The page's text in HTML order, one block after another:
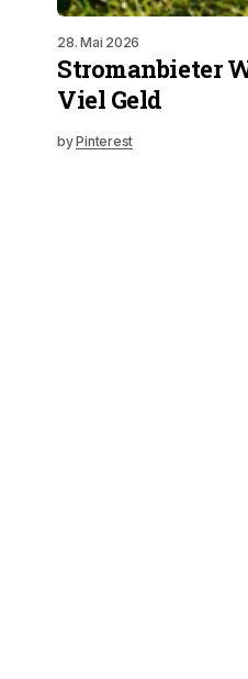
28. Mai 2026
Stromanbieter
Viel Geld
byPinterest